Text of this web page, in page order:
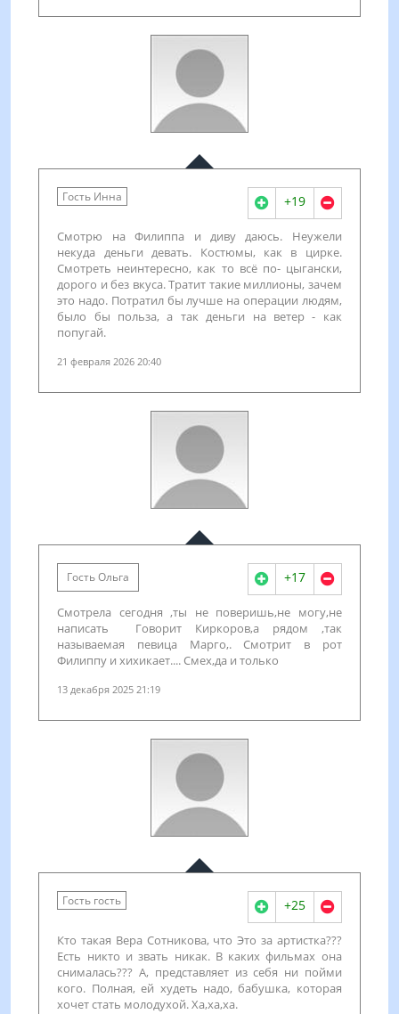
Гость Инна +19
Смотрю на Филиппа и диву даюсь. Неужели
некуда деньги девать. Костюмы, как в цирке.
Смотреть неинтересно, как то всё по- цыгански,
дорого и без вкуса. Тратит такие миллионы, зачем
это надо. Потратил бы лучше на операции людям,
было бы польза, а так деньги на ветер - как
попугай.
21 февраля 2026 20:40
Гость Ольга +17
Смотрела сегодня ,ты не поверишь,не могу,не
написать Говорит Киркоров,а рядом ,так
называемая певица Марго,. Смотрит в рот
Филиппу и хихикает.... Смех,да и только
13 декабря 2025 21:19
Гость гость +25
Кто такая Вера Сотникова, что Это за артистка???
Есть никто и звать никак. В каких фильмах она
снималась??? А, представляет из себя ни пойми
кого. Полная, ей худеть надо, бабушка, которая
хочет стать молодухой. Ха,ха,ха.